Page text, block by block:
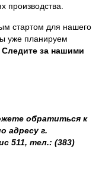
производства.
стартом для нашего
уже планируем
Следите за нашими
обратиться к
адресу г.
511, тел.: (383)